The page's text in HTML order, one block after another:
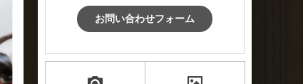
お問い合わせフォーム